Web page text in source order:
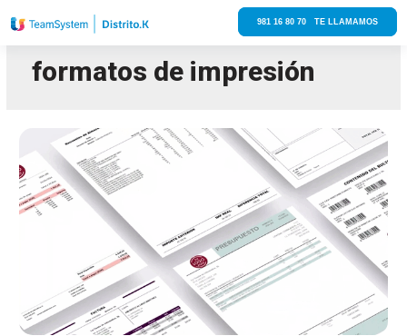
981 16 80 70 TE LLAMAMOS
formatos de impresión